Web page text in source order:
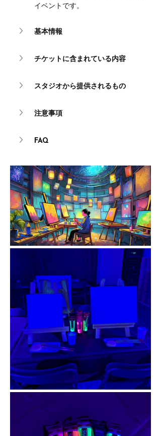
イベントです。
基本情報
チケットに含まれている内容
スタジオから提供されるもの
注意事項
FAQ